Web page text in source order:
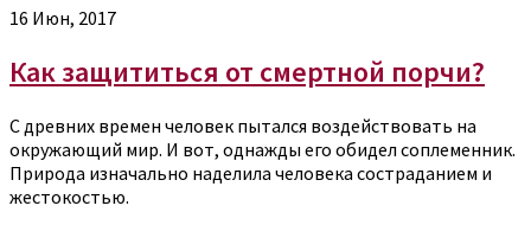
16 Июн, 2017
Как защититься от смертной порчи?
С древних времен человек пытался воздействовать на
окружающий мир. И вот, однажды его обидел соплеменник.
Природа изначально наделила человека состраданием и
жестокостью.